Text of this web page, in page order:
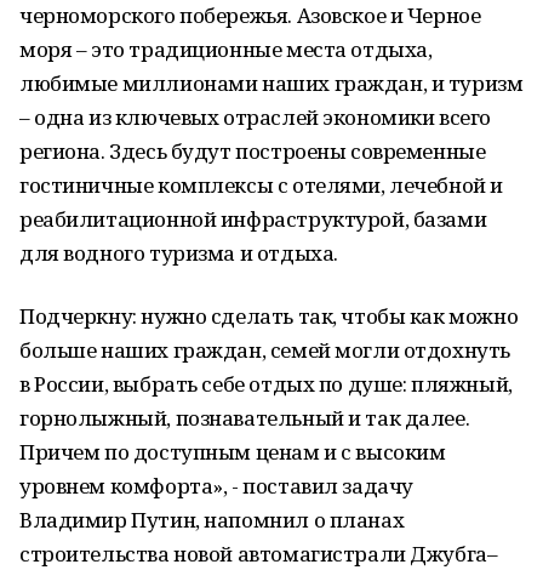
черноморского побережья. Азовское и Черное
моря – это традиционные места отдыха,
любимые миллионами наших граждан, и туризм
– одна из ключевых отраслей экономики всего
региона. Здесь будут построены современные
гостиничные комплексы с отелями, лечебной и
реабилитационной инфраструктурой, базами
для водного туризма и отдыха.
Подчеркну: нужно сделать так, чтобы как можно
больше наших граждан, семей могли отдохнуть
в России, выбрать себе отдых по душе: пляжный,
горнолыжный, познавательный и так далее.
Причем по доступным ценам и с высоким
уровнем комфорта», - поставил задачу
Владимир Путин, напомнил о планах
строительства новой автомагистрали Джубга–